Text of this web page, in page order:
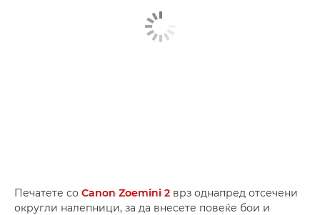
Печатете со Canon Zoemini 2 врз однапред отсечени
округли налепници, за да внесете повеќе бои и